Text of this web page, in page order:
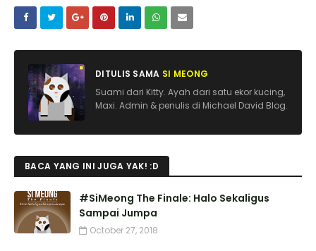
DITULIS SAMA SI MEONG
Suami dari Kitty. Ayah dari satu ekor kucing,
Maxi. Admin & penulis di Michael David Blog.
BACA YANG INI JUGA YAK! :D
#SiMeong The Finale: Halo Sekaligus
Sampai Jumpa
October 27, 2018